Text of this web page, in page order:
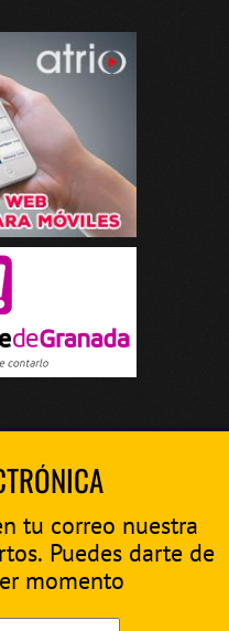
tu correo nuestra
Puedes darte de
momento